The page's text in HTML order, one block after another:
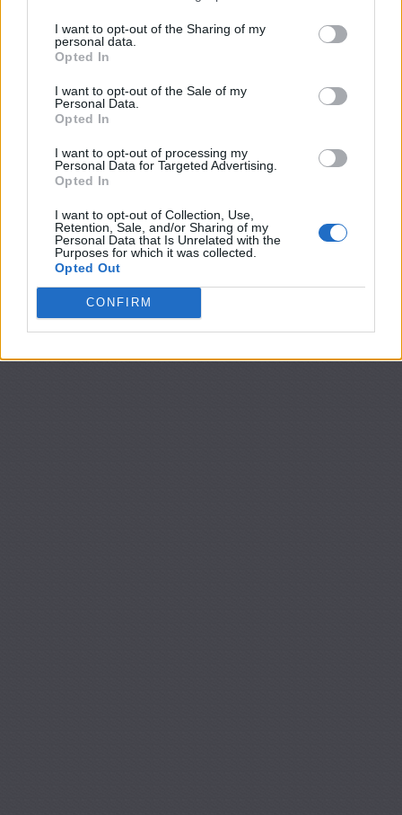
I want to opt-out of the Sharing of my
personal data.
Opted In
I want to opt-out of the Sale of my
Personal Data.
Opted In
I want to opt-out of processing my
Personal Data for Targeted Advertising.
Opted In
I want to opt-out of Collection, Use,
Retention, Sale, and/or Sharing of my
Personal Data that Is Unrelated with the
Purposes for which it was collected.
Opted Out
CONFIRM